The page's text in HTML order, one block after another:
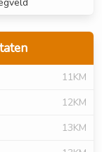
11KM
12KM
13KM